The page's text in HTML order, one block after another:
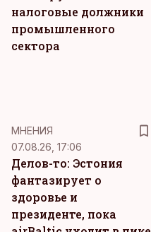
налоговые должники
промышленного
сектора
MНЕНИЯ
07.08.26, 17:06
Делов-то: Эстония
фантазирует о
здоровье и
президенте, пока